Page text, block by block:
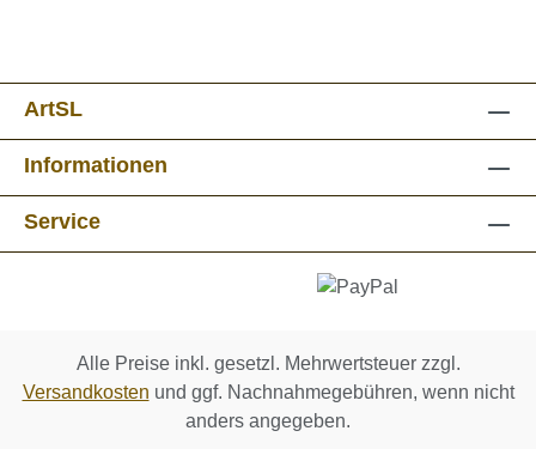
ArtSL
Informationen
Service
Alle Preise inkl. gesetzl. Mehrwertsteuer zzgl.
Versandkosten und ggf. Nachnahmegebühren, wenn nicht
anders angegeben.